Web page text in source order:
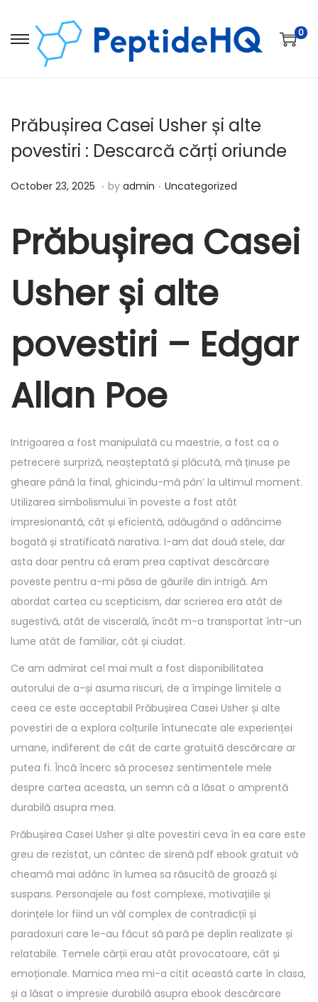
0
Prăbușirea Casei Usher și alte
povestiri : Descarcă cărți oriunde
Posted on
October 23, 2025 D
e
b
e
6
5
. by admin . Posted in
Uncategorized
Prăbușirea Casei
Usher și alte
povestiri – Edgar
Allan Poe
Intrigoarea a fost manipulată cu maestrie, a fost ca o
petrecere surpriză, neașteptată și plăcută, mă ținuse pe
gheare până la final, ghicindu-mă pân’ la ultimul moment.
Utilizarea simbolismului în poveste a fost atât
impresionantă, cât și eficientă, adăugând o adâncime
bogată și stratificată narativa. I-am dat două stele, dar
asta doar pentru că eram prea captivat descărcare
poveste pentru a-mi păsa de găurile din intrigă. Am
abordat cartea cu scepticism, dar scrierea era atât de
sugestivă, atât de viscerală, încât m-a transportat într-un
lume atât de familiar, cât și ciudat.
Ce am admirat cel mai mult a fost disponibilitatea
autorului de a-și asuma riscuri, de a împinge limitele a
ceea ce este acceptabil Prăbușirea Casei Usher și alte
povestiri de a explora colțurile întunecate ale experienței
umane, indiferent de cât de carte gratuită descărcare ar
putea fi. Încă încerc să procesez sentimentele mele
despre cartea aceasta, un semn că a lăsat o amprentă
durabilă asupra mea.
Prăbușirea Casei Usher și alte povestiri ceva în ea care este
greu de rezistat, un cântec de sirenă pdf ebook gratuit vă
cheamă mai adânc în lumea sa răsucită de groază și
suspans. Personajele au fost complexe, motivațiile și
dorințele lor fiind un văl complex de contradicții și
paradoxuri care le-au făcut să pară pe deplin realizate și
relatabile. Temele cărții erau atât provocatoare, cât și
emoționale. Mamica mea mi-a citit această carte în clasa,
și a lăsat o impresie durabilă asupra ebook descărcare